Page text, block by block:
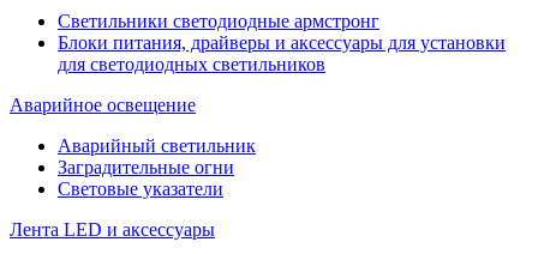
Светильники светодиодные армстронг
Блоки питания, драйверы и аксессуары для установки
для светодиодных светильников
Аварийное освещение
Аварийный светильник
Заградительные огни
Световые указатели
Лента LED и аксессуары